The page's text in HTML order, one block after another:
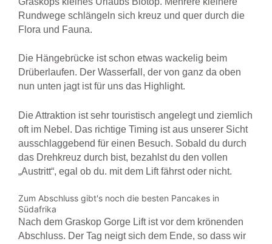
Rundwege schlängeln sich kreuz und quer durch die
Flora und Fauna.
Die Hängebrücke ist schon etwas wackelig beim
Drüberlaufen. Der Wasserfall, der von ganz da oben
nun unten jagt ist für uns das Highlight.
Die Attraktion ist sehr touristisch angelegt und ziemlich
oft im Nebel. Das richtige Timing ist aus unserer Sicht
ausschlaggebend für einen Besuch. Sobald du durch
das Drehkreuz durch bist, bezahlst du den vollen
„Austritt“, egal ob du. mit dem Lift fährst oder nicht.
Zum Abschluss gibt's noch die besten Pancakes in
Südafrika
Nach dem Graskop Gorge Lift ist vor dem krönenden
Abschluss. Der Tag neigt sich dem Ende, so dass wir